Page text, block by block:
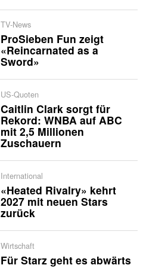
TV-News
ProSieben Fun zeigt
«Reincarnated as a
Sword»
US-Quoten
Caitlin Clark sorgt für
Rekord: WNBA auf ABC
mit 2,5 Millionen
Zuschauern
International
«Heated Rivalry» kehrt
2027 mit neuen Stars
zurück
Wirtschaft
Für Starz geht es abwärts